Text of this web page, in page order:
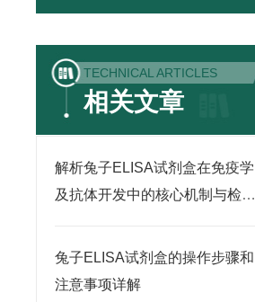
TECHNICAL ARTICLES
相关文章
解析兔子ELISA试剂盒在免疫学
及抗体开发中的核心机制与检测
兔子ELISA试剂盒的操作步骤和
注意事项详解